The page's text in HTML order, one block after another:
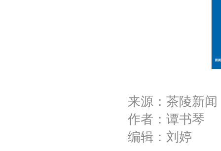
来源：茶陵新闻
作者：谭书琴
编辑：刘婷